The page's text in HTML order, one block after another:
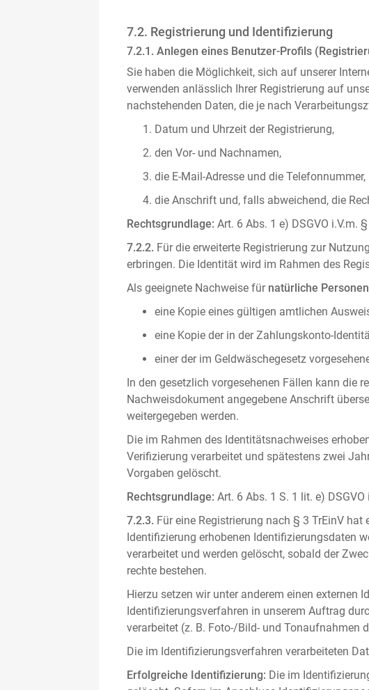
7.2. Registrierung und Identifizierung
7.2.1. Anlegen eines Benutzer-Profils
Sie haben die Möglichkeit, sich auf unserer
verwenden anlässlich Ihrer Registrierung auf
nachstehenden Daten, die je nach
Datum und Uhrzeit der Registrierung,
den Vor- und Nachnamen,
die E-Mail-Adresse und die Telefonnummer,
die Anschrift und, falls abweichend, die
Rechtsgrundlage: Art. 6 Abs. 1 e) DSGVO i.V.m.
7.2.2. Für die erweiterte Registrierung zur
erbringen. Die Identität wird im Rahmen des
Als geeignete Nachweise für natürliche Personen
eine Kopie eines gültigen amtlichen
eine Kopie der in der Zahlungskonto-
einer der im Geldwäschegesetz
In den gesetzlich vorgesehenen Fällen kann die
Nachweisdokument angegebene Anschrift
weitergegeben werden.
Die im Rahmen des Identitätsnachweises
Verifizierung verarbeitet und spätestens zwei
Vorgaben gelöscht.
Rechtsgrundlage: Art. 6 Abs. 1 S. 1 lit. e)
7.2.3. Für eine Registrierung nach § 3 TrEinV hat
Identifizierung erhobenen Identifizierungsdaten
verarbeitet und werden gelöscht, sobald der
rechte bestehen.
Hierzu setzen wir unter anderem einen externen
Identifizierungsverfahren in unserem Auftrag
verarbeitet (z. B. Foto-/Bild- und Tonaufnahmen
Die im Identifizierungsverfahren verarbeiteten
Erfolgreiche Identifizierung: Die im